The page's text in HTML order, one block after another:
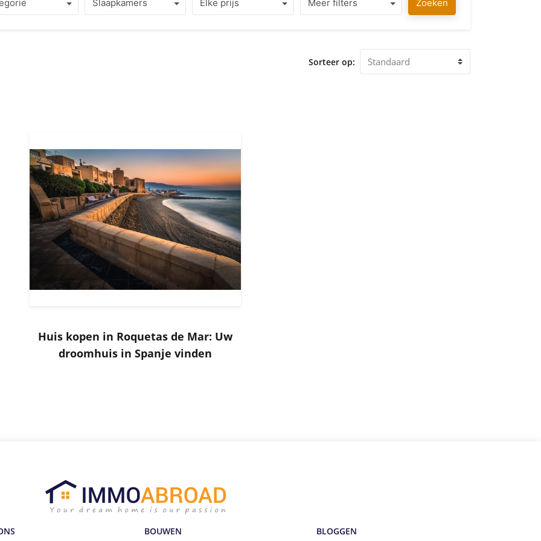
Slaapkamers Elke prijs Meer filters Zoeken
Sorteer op:
Huis kopen in Roquetas de Mar: Uw
droomhuis in Spanje vinden
BOUWEN BLOGGEN